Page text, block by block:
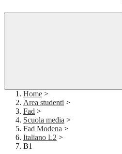
Home >
Area studenti >
Fad >
Scuola media >
Fad Modena >
Italiano L2 >
B1